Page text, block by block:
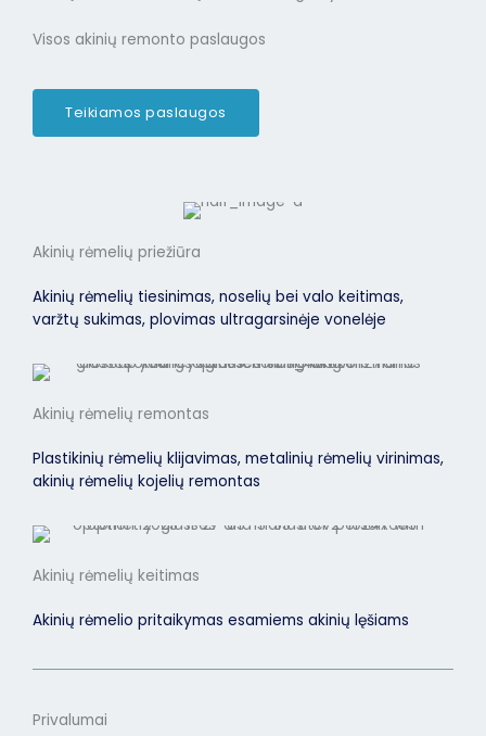
Visos akinių remonto paslaugos
Teikiamos paslaugos
Akinių rėmelių priežiūra
Akinių rėmelių tiesinimas, noselių bei valo keitimas,
varžtų sukimas, plovimas ultragarsinėje vonelėje
Akinių rėmelių remontas
Plastikinių rėmelių klijavimas, metalinių rėmelių virinimas,
akinių rėmelių kojelių remontas
Akinių rėmelių keitimas
Akinių rėmelio pritaikymas esamiems akinių lęšiams
Privalumai